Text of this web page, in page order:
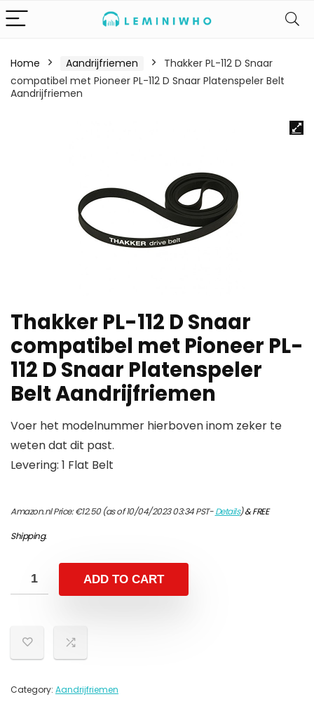
Home Aandrijfriemen
Thakker PL-112 D Snaar
compatibel met Pioneer PL-112 D Snaar Platenspeler Belt
Aandrijfriemen
Thakker PL-112 D Snaar
compatibel met Pioneer PL-
112 D Snaar Platenspeler
Belt Aandrijfriemen
Voer het modelnummer hierboven inom zeker te
weten dat dit past.
Levering: 1 Flat Belt
Amazon.nl Price:€12.50(as of 10/04/2023 03:34 PST-Details)&FREE
Shipping.
ADD TO CART
Category: Aandrijfriemen